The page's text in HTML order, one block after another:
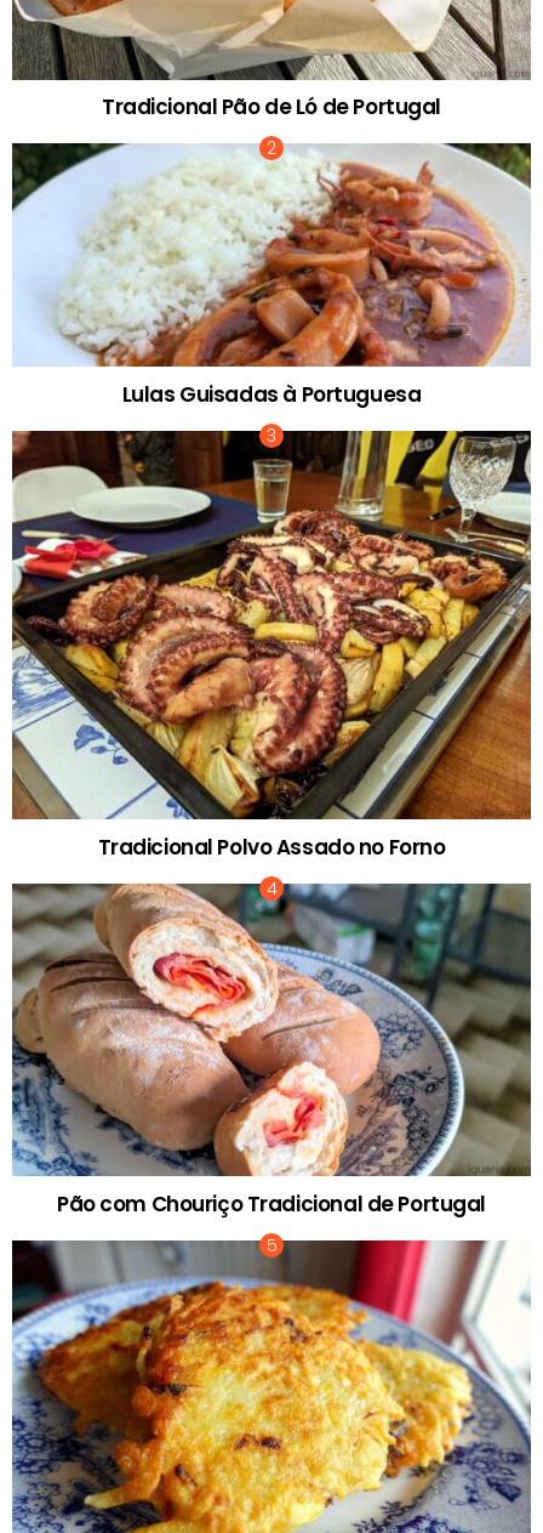
Tradicional Pão de Ló de Portugal
Lulas Guisadas à Portuguesa
Tradicional Polvo Assado no Forno
Pão com Chouriço Tradicional de Portugal